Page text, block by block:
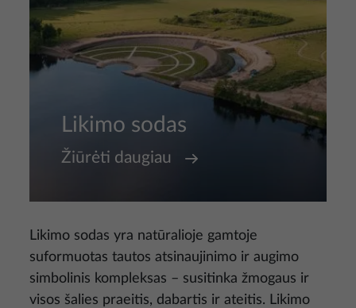
Likimo sodas
Žiūrėti daugiau
Likimo sodas yra natūralioje gamtoje
suformuotas tautos atsinaujinimo ir augimo
simbolinis kompleksas – susitinka žmogaus ir
visos šalies praeitis, dabartis ir ateitis. Likimo